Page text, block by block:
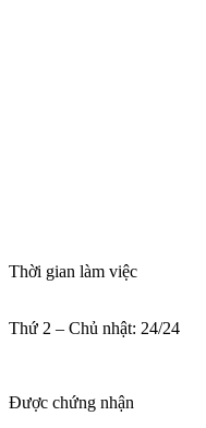
Thời gian làm việc
Thứ 2 – Chủ nhật: 24/24
Được chứng nhận